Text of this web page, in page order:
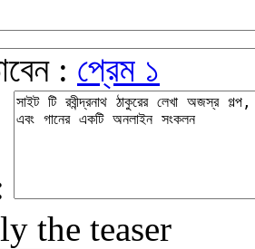
: প্রেম ১
the teaser